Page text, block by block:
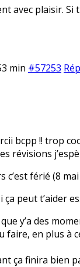
avec plaisir.
min #57253
bcpp !! trop
révisions
c’est férié (8
ça peut t’aider
que y’a des
faire, en plus à
ça finira bien